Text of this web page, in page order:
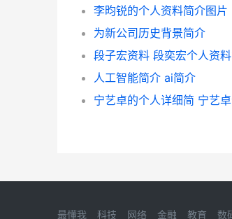
李昀锐的个人资料简介图片
为新公司历史背景简介
段子宏资料 段奕宏个人资
人工智能简介 ai简介
宁艺卓的个人详细简 宁艺
最懂我 科技 网络 金融 教育 数